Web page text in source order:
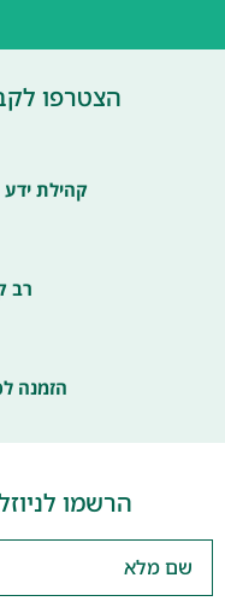
הצטרפו
קהילת ידע
רב
הזמנה
הרשמו